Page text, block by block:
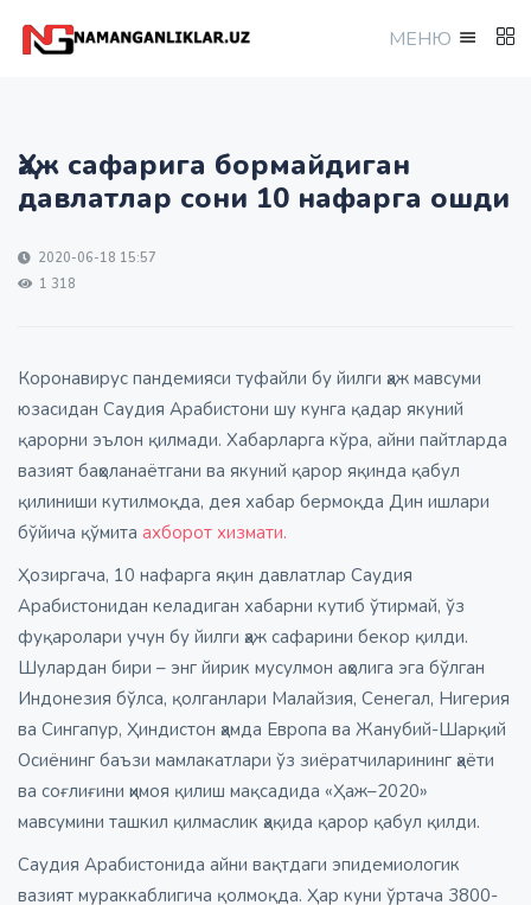
МEНЮ
Ҳаж сафарига бормайдиган
давлатлар сони 10 нафарга ошди
2020-06-18 15:57
1 318
Коронавирус пандемияси туфайли бу йилги ҳаж мавсуми
юзасидан Саудия Арабистони шу кунга қадар якуний
қарорни эълон қилмади. Хабарларга кўра, айни пайтларда
вазият баҳоланаётгани ва якуний қарор яқинда қабул
қилиниши кутилмоқда, дея хабар бермоқда Дин ишлари
бўйича қўмита ахборот хизмати.
Ҳозиргача, 10 нафарга яқин давлатлар Саудия
Арабистонидан келадиган хабарни кутиб ўтирмай, ўз
фуқаролари учун бу йилги ҳаж сафарини бекор қилди.
Шулардан бири – энг йирик мусулмон аҳолига эга бўлган
Индонезия бўлса, қолганлари Малайзия, Сенегал, Нигерия
ва Сингапур, Ҳиндистон ҳамда Европа ва Жанубий-Шарқий
Осиёнинг баъзи мамлакатлари ўз зиёратчиларининг ҳаёти
ва соғлиғини ҳимоя қилиш мақсадида «Ҳаж–2020»
мавсумини ташкил қилмаслик ҳақида қарор қабул қилди.
Саудия Арабистонида айни вақтдаги эпидемиологик
вазият мураккаблигича қолмоқда. Ҳар куни ўртача 3800-